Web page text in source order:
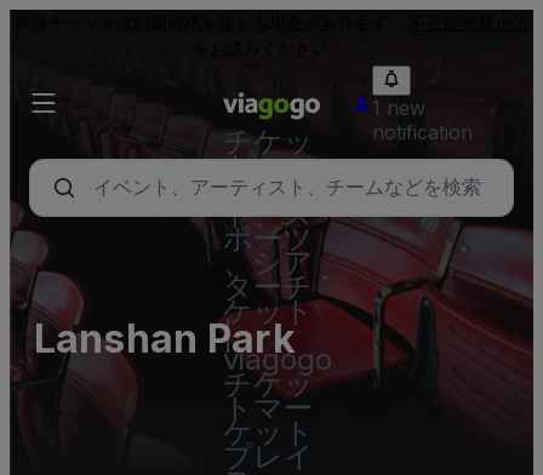
チケッ
ト - コ
ンサー
ト、ス
ポーツ
、シア
ターチ
ケット
|
viagogo
チケッ
トマー
ケット
プレイ
1 new
notification
Lanshan Park